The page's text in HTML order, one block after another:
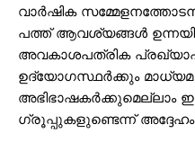
വാർഷിക
പത്ത് ആവശ്യങ്ങൾ
അവകാശപത്രിക
ഉദ്യോഗസ്ഥർക്കും
അഭിഭാഷകർക്കുമെല്ലാം
ഗ്രൂപ്പുകളുണ്ടെന്ന്